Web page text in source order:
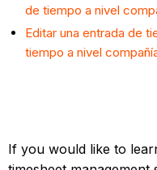
de tiempo a nivel
Editar una entrada de
tiempo a nivel
If you would like to